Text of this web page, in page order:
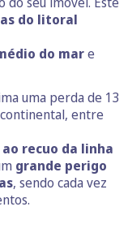
do litoral
do mare
uma perda de 13
entre
recuo da linha
grande perigo
, sendo cada vez